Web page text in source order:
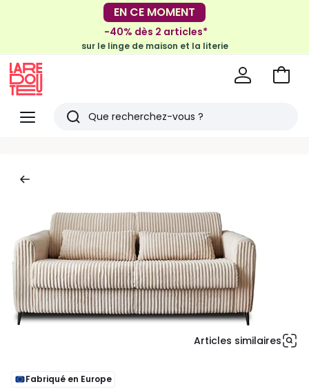
-30€ tous les 100€*
sur le meuble & la déco
EN CE MOMENT
-40% dès 2 articles*
sur le linge de maison et la literie
Menu
Redoute
Rechercher
Voir
Articles similaires
Fabriqué en Europe